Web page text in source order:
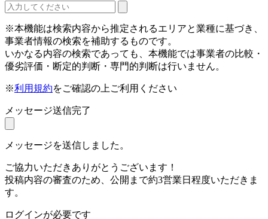
※本機能は検索内容から推定されるエリアと業種に基づき、
事業者情報の検索を補助するものです。
いかなる内容の検索であっても、本機能では事業者の比較・
優劣評価・断定的判断・専門的判断は行いません。
※利用規約をご確認の上ご利用ください
メッセージ送信完了
メッセージを送信しました。
ご協力いただきありがとうございます！
投稿内容の審査のため、公開まで約3営業日程度いただきま
す。
ログインが必要です